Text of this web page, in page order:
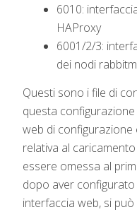
6010:
HAProxy
6001/2/3:
dei nodi
Questi sono i file di
questa
web di configurazione
relativa al
essere omessa al
dopo aver
interfaccia web, si